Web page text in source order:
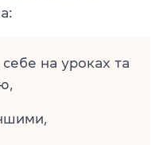
на уроках та